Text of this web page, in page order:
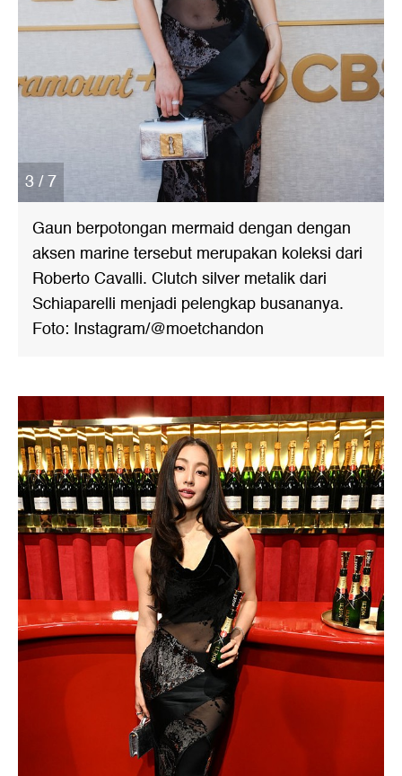
3 / 7
Gaun berpotongan mermaid dengan dengan
aksen marine tersebut merupakan koleksi dari
Roberto Cavalli. Clutch silver metalik dari
Schiaparelli menjadi pelengkap busananya.
Foto: Instagram/@moetchandon